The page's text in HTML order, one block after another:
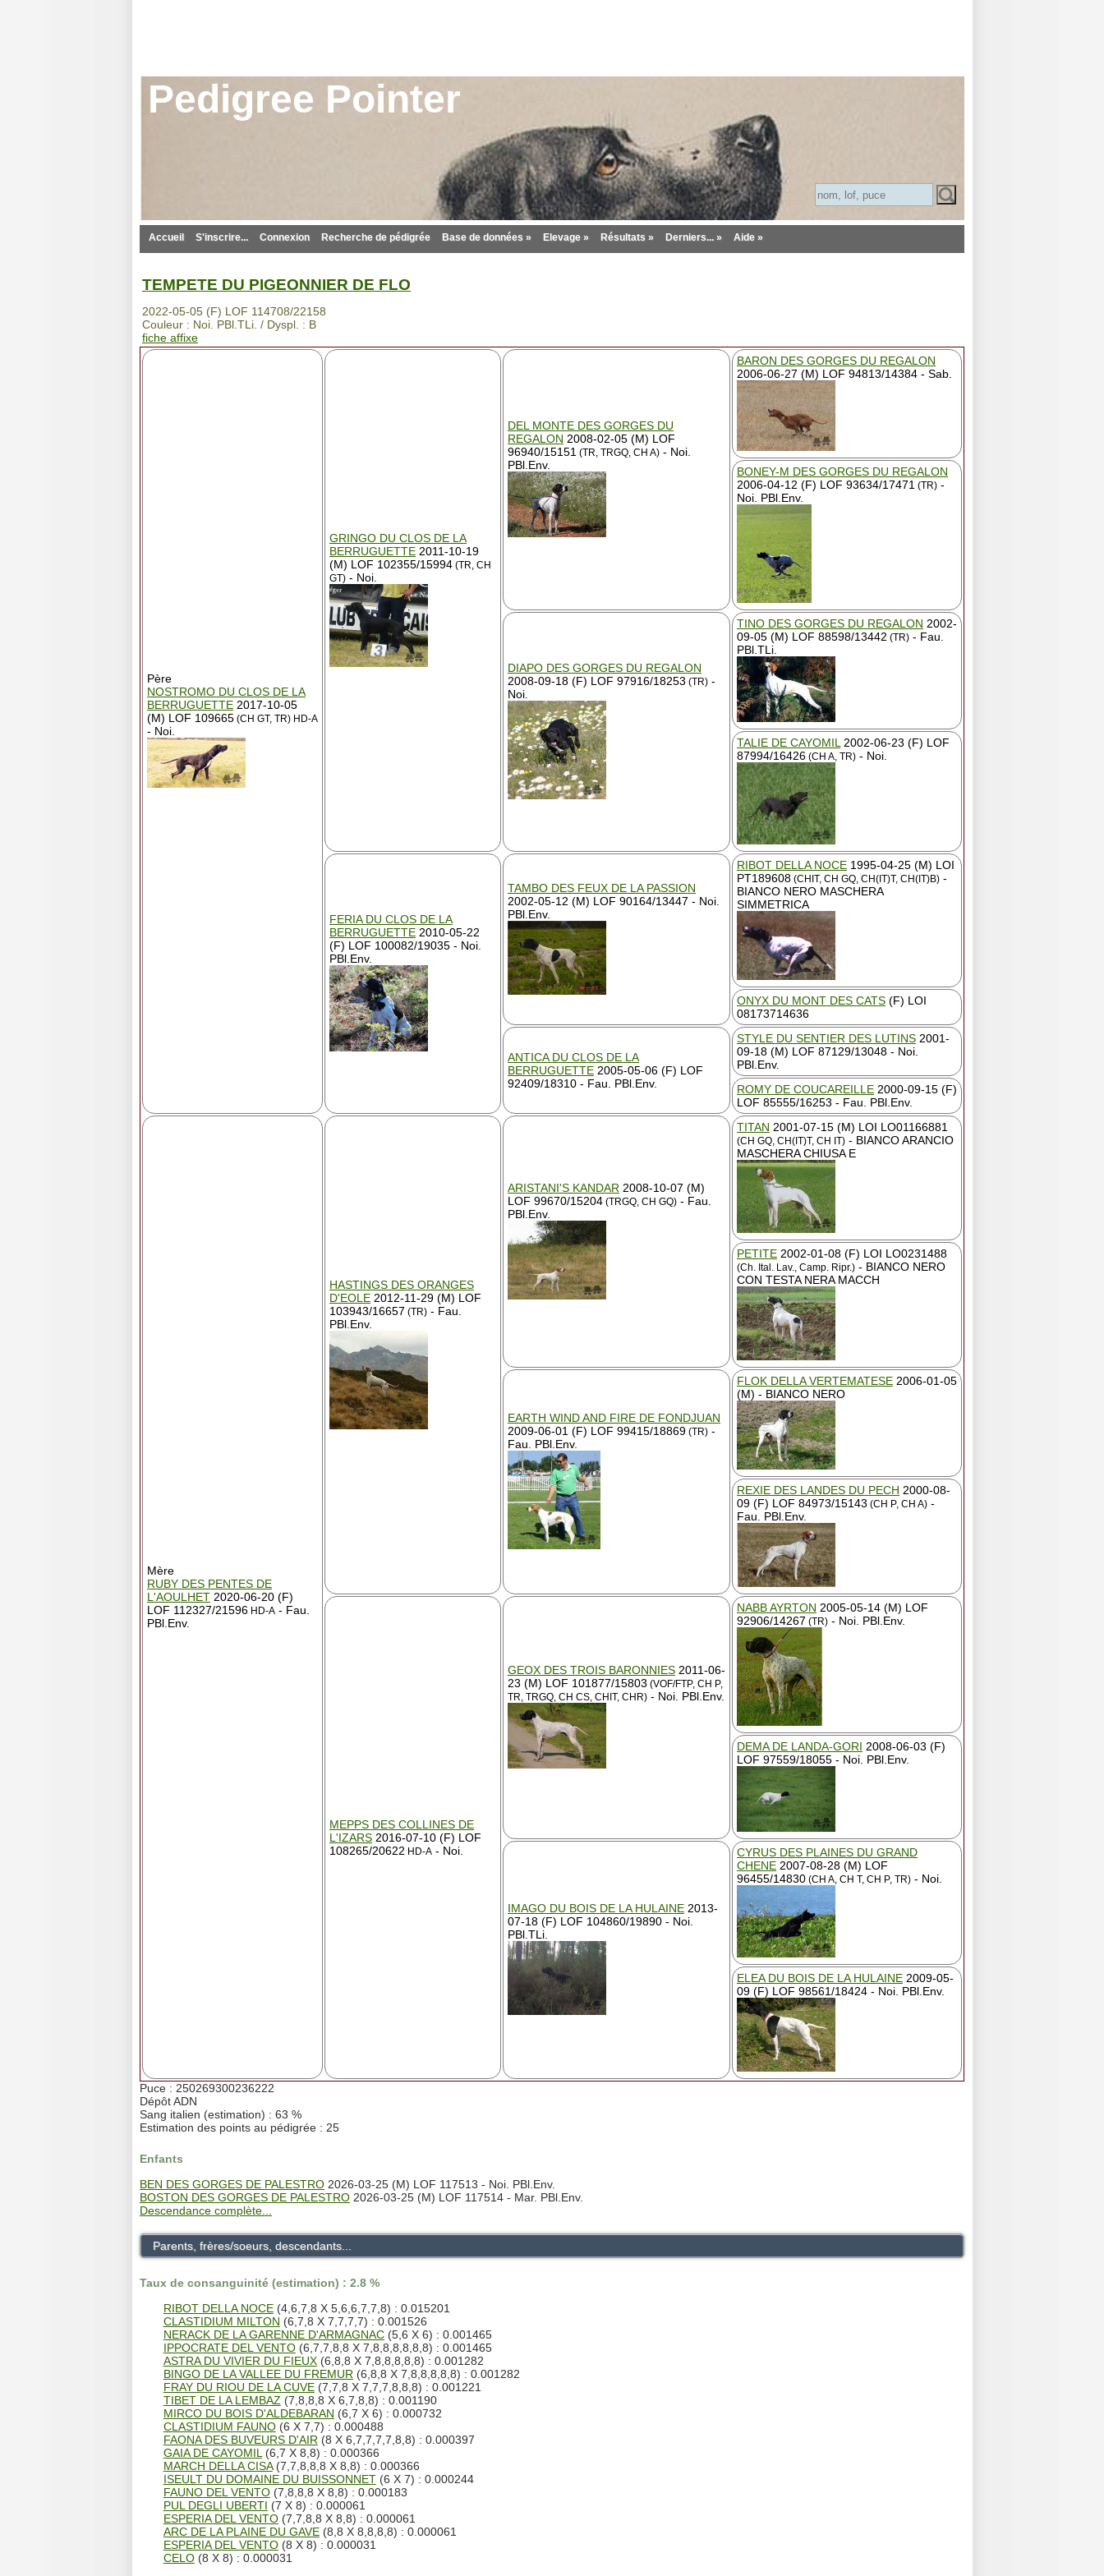
Pedigree Pointer
Accueil S'inscrire... Connexion Recherche de pédigrée Base de données » Elevage » Résultats » Derniers... » Aide »
TEMPETE DU PIGEONNIER DE FLO
2022-05-05 (F) LOF 114708/22158
Couleur : Noi. PBl.TLi. / Dyspl. : B
fiche affixe
Père
NOSTROMO DU CLOS DE LA
BERRUGUETTE 2017-10-05
(M) LOF 109665 (CH GT, TR) HD-A
- Noi.
GRINGO DU CLOS DE LA
BERRUGUETTE 2011-10-19
(M) LOF 102355/15994 (TR, CH
GT) - Noi.
DEL MONTE DES GORGES DU
REGALON 2008-02-05 (M) LOF
96940/15151 (TR, TRGQ, CH A) - Noi.
PBl.Env.
BARON DES GORGES DU REGALON
2006-06-27 (M) LOF 94813/14384 - Sab.
BONEY-M DES GORGES DU REGALON
2006-04-12 (F) LOF 93634/17471 (TR) -
Noi. PBl.Env.
DIAPO DES GORGES DU REGALON
2008-09-18 (F) LOF 97916/18253 (TR) -
Noi.
TINO DES GORGES DU REGALON 2002-
09-05 (M) LOF 88598/13442 (TR) - Fau.
PBl.TLi.
TALIE DE CAYOMIL 2002-06-23 (F) LOF
87994/16426 (CH A, TR) - Noi.
FERIA DU CLOS DE LA
BERRUGUETTE 2010-05-22
(F) LOF 100082/19035 - Noi.
PBl.Env.
TAMBO DES FEUX DE LA PASSION
2002-05-12 (M) LOF 90164/13447 - Noi.
PBl.Env.
RIBOT DELLA NOCE 1995-04-25 (M) LOI
PT189608 (CHIT, CH GQ, CH(IT)T, CH(IT)B) -
BIANCO NERO MASCHERA
SIMMETRICA
ONYX DU MONT DES CATS (F) LOI
08173714636
ANTICA DU CLOS DE LA
BERRUGUETTE 2005-05-06 (F) LOF
92409/18310 - Fau. PBl.Env.
STYLE DU SENTIER DES LUTINS 2001-
09-18 (M) LOF 87129/13048 - Noi.
PBl.Env.
ROMY DE COUCAREILLE 2000-09-15 (F)
LOF 85555/16253 - Fau. PBl.Env.
Mère
RUBY DES PENTES DE
L'AOULHET 2020-06-20 (F)
LOF 112327/21596 HD-A - Fau.
PBl.Env.
HASTINGS DES ORANGES
D'EOLE 2012-11-29 (M) LOF
103943/16657 (TR) - Fau.
PBl.Env.
ARISTANI'S KANDAR 2008-10-07 (M)
LOF 99670/15204 (TRGQ, CH GQ) - Fau.
PBl.Env.
TITAN 2001-07-15 (M) LOI LO01166881
(CH GQ, CH(IT)T, CH IT) - BIANCO ARANCIO
MASCHERA CHIUSA E
PETITE 2002-01-08 (F) LOI LO0231488
(Ch. Ital. Lav., Camp. Ripr.) - BIANCO NERO
CON TESTA NERA MACCH
EARTH WIND AND FIRE DE FONDJUAN
2009-06-01 (F) LOF 99415/18869 (TR) -
Fau. PBl.Env.
FLOK DELLA VERTEMATESE 2006-01-05
(M) - BIANCO NERO
REXIE DES LANDES DU PECH 2000-08-
09 (F) LOF 84973/15143 (CH P, CH A) -
Fau. PBl.Env.
MEPPS DES COLLINES DE
L'IZARS 2016-07-10 (F) LOF
108265/20622 HD-A - Noi.
GEOX DES TROIS BARONNIES 2011-06-
23 (M) LOF 101877/15803 (VOF/FTP, CH P,
TR, TRGQ, CH CS, CHIT, CHR) - Noi. PBl.Env.
NABB AYRTON 2005-05-14 (M) LOF
92906/14267 (TR) - Noi. PBl.Env.
DEMA DE LANDA-GORI 2008-06-03 (F)
LOF 97559/18055 - Noi. PBl.Env.
IMAGO DU BOIS DE LA HULAINE 2013-
07-18 (F) LOF 104860/19890 - Noi.
PBl.TLi.
CYRUS DES PLAINES DU GRAND
CHENE 2007-08-28 (M) LOF
96455/14830 (CH A, CH T, CH P, TR) - Noi.
ELEA DU BOIS DE LA HULAINE 2009-05-
09 (F) LOF 98561/18424 - Noi. PBl.Env.
Puce : 250269300236222
Dépôt ADN
Sang italien (estimation) : 63 %
Estimation des points au pédigrée : 25
Enfants
BEN DES GORGES DE PALESTRO 2026-03-25 (M) LOF 117513 - Noi. PBl.Env.
BOSTON DES GORGES DE PALESTRO 2026-03-25 (M) LOF 117514 - Mar. PBl.Env.
Descendance complète...
Parents, frères/soeurs, descendants...
Taux de consanguinité (estimation) : 2.8 %
RIBOT DELLA NOCE(4,6,7,8 X 5,6,6,7,7,8) : 0.015201
CLASTIDIUM MILTON (6,7,8 X 7,7,7,7) : 0.001526
NERACK DE LA GARENNE D'ARMAGNAC(5,6 X 6) : 0.001465
IPPOCRATE DEL VENTO(6,7,7,8,8 X 7,8,8,8,8,8,8) : 0.001465
ASTRA DU VIVIER DU FIEUX(6,8,8 X 7,8,8,8,8,8) : 0.001282
BINGO DE LA VALLEE DU FREMUR (6,8,8 X 7,8,8,8,8,8) : 0.001282
FRAY DU RIOU DE LA CUVE(7,7,8 X 7,7,7,8,8,8) : 0.001221
TIBET DE LA LEMBAZ (7,8,8,8 X 6,7,8,8) : 0.001190
MIRCO DU BOIS D'ALDEBARAN (6,7 X 6) : 0.000732
CLASTIDIUM FAUNO(6 X 7,7) : 0.000488
FAONA DES BUVEURS D'AIR (8 X 6,7,7,7,7,8,8) : 0.000397
GAIA DE CAYOMIL (6,7 X 8,8) : 0.000366
MARCH DELLA CISA(7,7,8,8,8 X 8,8) : 0.000366
ISEULT DU DOMAINE DU BUISSONNET(6 X 7) : 0.000244
FAUNO DEL VENTO(7,8,8,8 X 8,8) : 0.000183
PUL DEGLI UBERTI (7 X 8) : 0.000061
ESPERIA DEL VENTO(7,7,8,8 X 8,8) : 0.000061
ARC DE LA PLAINE DU GAVE(8,8 X 8,8,8,8) : 0.000061
ESPERIA DEL VENTO(8 X 8) : 0.000031
CELO(8 X 8) : 0.000031